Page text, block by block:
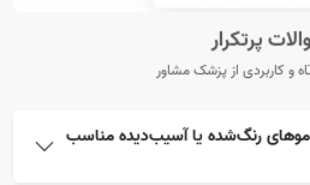
پرتکرار
و کاربردی از پزشک مشاور
موهای رنگ‌شده یا آسیب‌دیده مناسب